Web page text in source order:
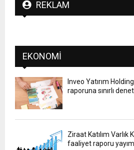
REKLAM
EKONOMI
Inveo Yatırım
raporuna sınırlı
Ziraat Katılım Varlık
faaliyet raporu yayım..